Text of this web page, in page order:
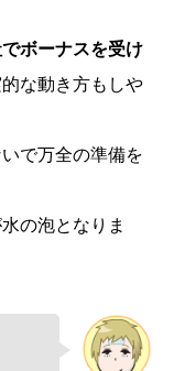
ボーナスを受け
な動き方もしや
で万全の準備を
の泡となりま